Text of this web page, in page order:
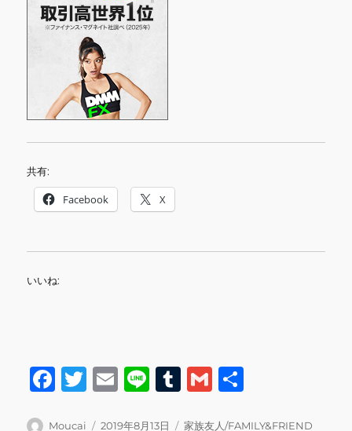
共有:
Facebook X
いいね:
F
T
E
Li T
G
投
Moucai 投
2019年8月13日 カ
家族友人/FAMILY&FRIEND